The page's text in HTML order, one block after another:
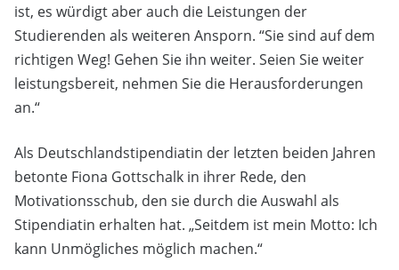
ist, es würdigt aber auch die Leistungen der
Studierenden als weiteren Ansporn. “Sie sind auf dem
richtigen Weg! Gehen Sie ihn weiter. Seien Sie weiter
leistungsbereit, nehmen Sie die Herausforderungen
an.“
Als Deutschlandstipendiatin der letzten beiden Jahren
betonte Fiona Gottschalk in ihrer Rede, den
Motivationsschub, den sie durch die Auswahl als
Stipendiatin erhalten hat. „Seitdem ist mein Motto: Ich
kann Unmögliches möglich machen.“